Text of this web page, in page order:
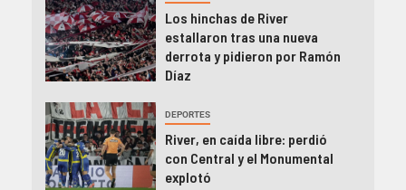
Los hinchas de River
estallaron tras una nueva
derrota y pidieron por Ramón
Díaz
DEPORTES
River, en caída libre: perdió
con Central y el Monumental
explotó